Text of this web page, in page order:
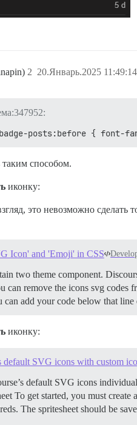
20.Январь.2025 11:49:14
2
posts:before { font-
способом.
иконку:
это невозможно сделать
Icon' and 'Emoji' in CSS
two theme component.
can remove the icons svg
can add your code below that
иконку:
default SVG icons with custom
default SVG icons
To get started, you must
The spritesheet should be